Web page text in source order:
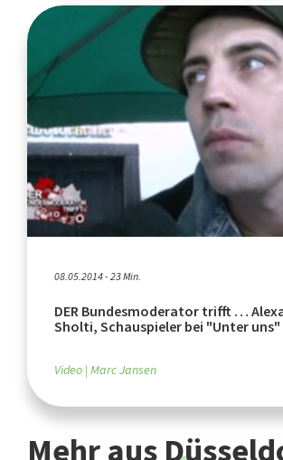
08.05.2014 - 23 Min.
DER Bundesmoderator trifft …
Sholti, Schauspieler bei "Unter uns"
Video Marc Jansen
Mehr aus